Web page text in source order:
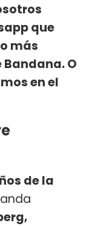
que
más
O
en el
de la